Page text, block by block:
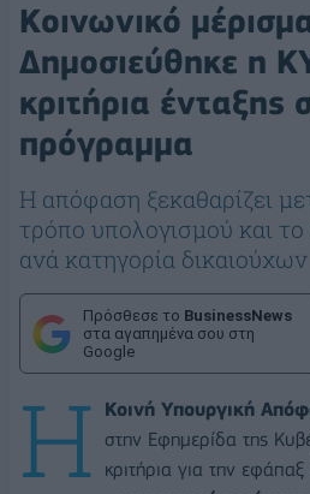
Κοινωνικό
Δημοσιεύθηκε η
κριτήρια ένταξης
πρόγραμμα
Η απόφαση ξεκαθαρίζει
τρόπο υπολογισμού και
ανά κατηγορία δικαιούχων
Πρόσθεσε το BusinessNews
στα αγαπημένα σου στη
Google
Η Κοινή Υπουργική
στην Εφημερίδα της
κριτήρια για την